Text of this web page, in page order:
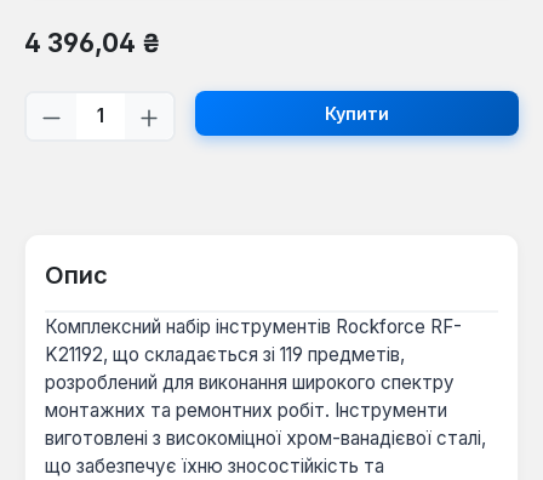
Звичайна ціна:
4 396,04 ₴
Кількість товару: Введіть потрібну
Купити
Опис
Комплексний набір інструментів Rockforce RF-
K21192, що складається зі 119 предметів,
розроблений для виконання широкого спектру
монтажних та ремонтних робіт. Інструменти
виготовлені з високоміцної хром-ванадієвої сталі,
що забезпечує їхню зносостійкість та